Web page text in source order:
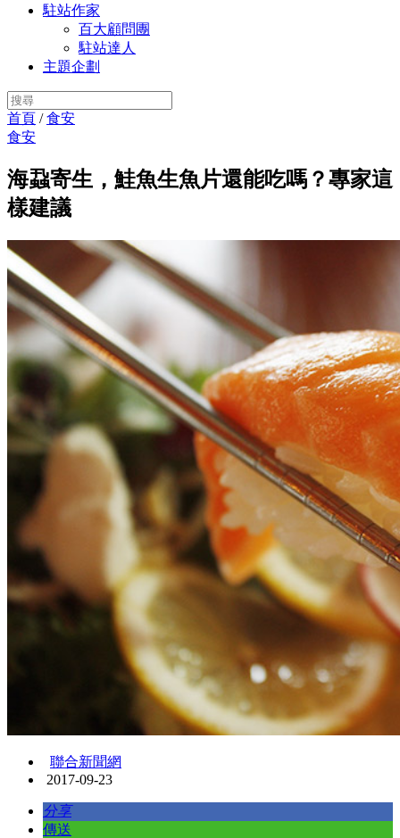
駐站作家
百大顧問團
駐站達人
主題企劃
首頁 /食安
食安
海蝨寄生，鮭魚生魚片還能吃嗎？專家這
樣建議
聯合新聞網
2017-09-23
分享
傳送